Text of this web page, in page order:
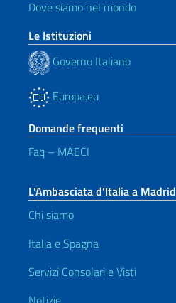
Dove siamo nel mondo
Le Istituzioni
Governo Italiano
Europa.eu
Domande frequenti
Faq – MAECI
L’Ambasciata d’Italia a Madrid
Chi siamo
Italia e Spagna
Servizi Consolari e Visti